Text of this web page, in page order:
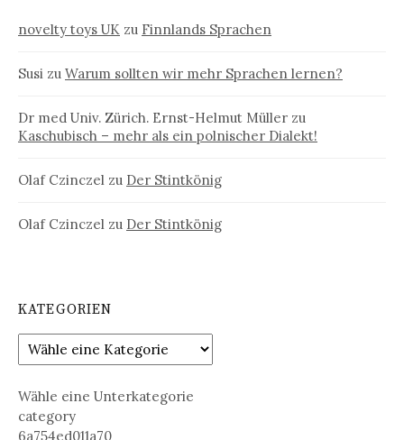
novelty toys UK zu Finnlands Sprachen
Susi zu Warum sollten wir mehr Sprachen lernen?
Dr med Univ. Zürich. Ernst-Helmut Müller zu
Kaschubisch – mehr als ein polnischer Dialekt!
Olaf Czinczel zu Der Stintkönig
Olaf Czinczel zu Der Stintkönig
KATEGORIEN
Wähle eine Unterkategorie
category
6a754ed011a70